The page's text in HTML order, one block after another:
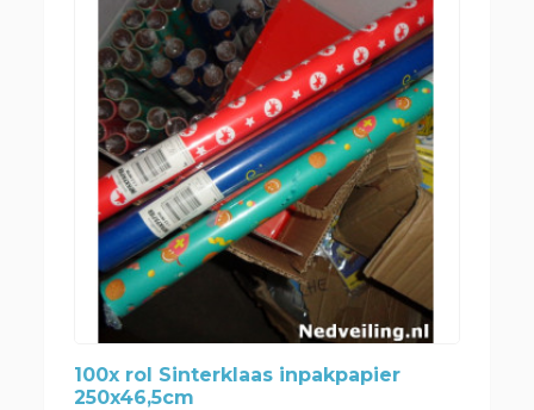
100x rol Sinterklaas inpakpapier
250x46,5cm